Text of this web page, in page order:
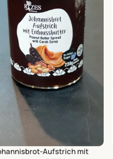
Aufstrich mit